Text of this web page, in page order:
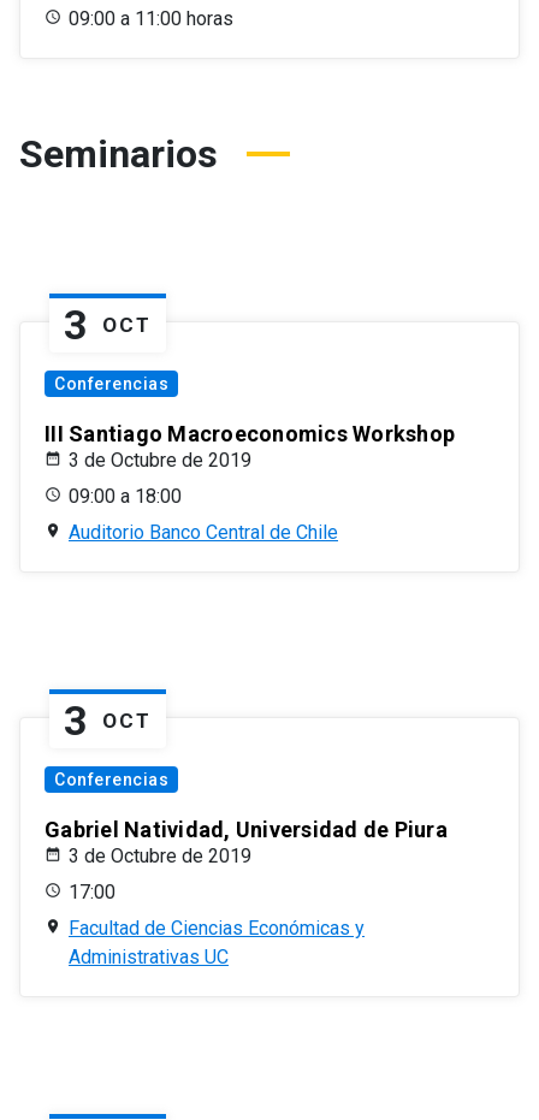
09:00 a 11:00 horas
Seminarios
3 OCT
Conferencias
III Santiago Macroeconomics Workshop
3 de Octubre de 2019
09:00 a 18:00
Auditorio Banco Central de Chile
3 OCT
Conferencias
Gabriel Natividad, Universidad de Piura
3 de Octubre de 2019
17:00
Facultad de Ciencias Económicas y
Administrativas UC